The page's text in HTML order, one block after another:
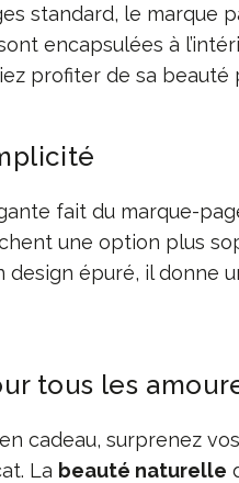
standard, le marque
encapsulées à
profiter de sa beauté
fait du marque-
une option plus
design épuré, il donne
tous les
cadeau, surprenez
La beauté naturelle